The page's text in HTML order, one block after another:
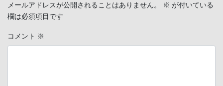
メールアドレスが公開されることはありません。 ※ が付いている
欄は必須項目です
コメント ※